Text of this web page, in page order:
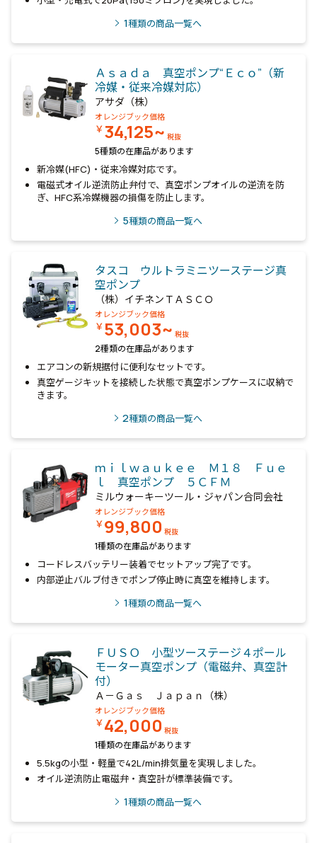
1種類の商品一覧へ
Ａｓａｄａ 真空ポンプ“Ｅｃｏ”（新
冷媒・従来冷媒対応）
アサダ（株）
オレンジブック価格
￥34,125~ 税抜
5種類の在庫品があります
新冷媒(HFC)・従来冷媒対応です。
電磁式オイル逆流防止弁付で、真空ポンプオイルの逆流を防
ぎ、HFC系冷媒機器の損傷を防止します。
5種類の商品一覧へ
タスコ ウルトラミニツーステージ真
空ポンプ
（株）イチネンＴＡＳＣＯ
オレンジブック価格
￥53,003~ 税抜
2種類の在庫品があります
エアコンの新規据付に便利なセットです。
真空ゲージキットを接続した状態で真空ポンプケースに収納で
きます。
2種類の商品一覧へ
ｍｉｌｗａｕｋｅｅ Ｍ１８ Ｆｕｅ
ｌ 真空ポンプ ５ＣＦＭ
ミルウォーキーツール・ジャパン合同会社
オレンジブック価格
￥99,800 税抜
1種類の在庫品があります
コードレスバッテリー装着でセットアップ完了です。
内部逆止バルブ付きでポンプ停止時に真空を維持します。
1種類の商品一覧へ
ＦＵＳＯ 小型ツーステージ４ポール
モーター真空ポンプ（電磁弁、真空計
付）
Ａ－Ｇａｓ Ｊａｐａｎ（株）
オレンジブック価格
￥42,000 税抜
1種類の在庫品があります
5.5kgの小型・軽量で42L/min排気量を実現しました。
オイル逆流防止電磁弁・真空計が標準装備です。
1種類の商品一覧へ